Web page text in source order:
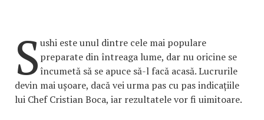
Sushi este unul dintre cele mai populare
preparate din întreaga lume, dar nu oricine se
încumetă să se apuce să-l facă acasă. Lucrurile
devin mai ușoare, dacă vei urma pas cu pas indicațiile
lui Chef Cristian Boca, iar rezultatele vor fi uimitoare.